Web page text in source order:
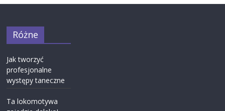
Różne
Jak tworzyć
profesjonalne
występy taneczne
Ta lokomotywa